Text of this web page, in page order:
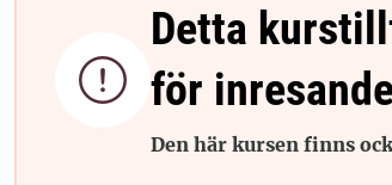

Detta
för
Den här kursen finns